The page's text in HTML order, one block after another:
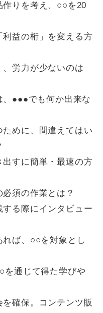
作りを考え、○○を20
利益の桁」を変える方
、労力が少ないのは
、●●●でも何か出来な
ために、間違えてはい
出すに簡単・最速の方
必須の作業とは？
する際にインタビュー
れば、○○を対象とし
を通じて得た学びや
を確保。コンテンツ販